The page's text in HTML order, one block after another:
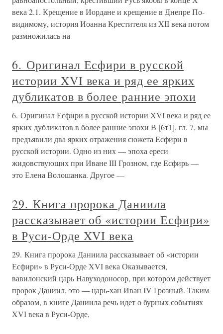
века 2.1. Крещение в Иордане и крещение в Днепре По-
видимому, история Иоанна Крестителя из XII века потом
размножилась на
6. Оригинал Есфири в русской
истории XVI века и ряд ее ярких
дубликатов в более ранние эпохи
6. Оригинал Есфири в русской истории XVI века и ряд ее
ярких дубликатов в более ранние эпохи В [6т1], гл. 7, мы
предъявили два ярких отражения сюжета Есфири в
русской истории. Одно из них — эпоха ереси
жидовствующих при Иване III Грозном, где Есфирь —
это Елена Волошанка. Другое —
29. Книга пророка Даниила
рассказывает об «истории Есфири»
в Руси-Орде XVI века
29. Книга пророка Даниила рассказывает об «истории
Есфири» в Руси-Орде XVI века Оказывается,
вавилонский царь Навуходоносор, при котором действует
пророк Даниил, это — царь-хан Иван IV Грозный. Таким
образом, в книге Даниила речь идет о бурных событиях
XVI века в Руси-Орде,